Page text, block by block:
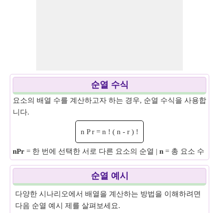
순열 수식
요소의 배열 수를 계산하고자 하는 경우, 순열 수식을 사용합
니다.
n P r = n ! ( n - r ) !
nPr = 한 번에 선택한 서로 다른 요소의 순열 | n = 총 요소 수 |
순열 예시
다양한 시나리오에서 배열을 계산하는 방법을 이해하려면
다음 순열 예시 제를 살펴보세요.